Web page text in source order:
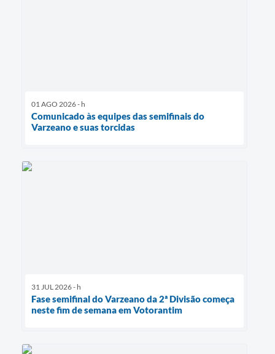
01 AGO 2026 - h
Comunicado às equipes das semifinais do
Varzeano e suas torcidas
31 JUL 2026 - h
Fase semifinal do Varzeano da 2ª Divisão começa
neste fim de semana em Votorantim